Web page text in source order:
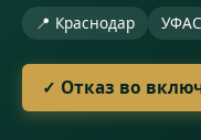
📍 Краснодар УФАС
✓ Отказ во